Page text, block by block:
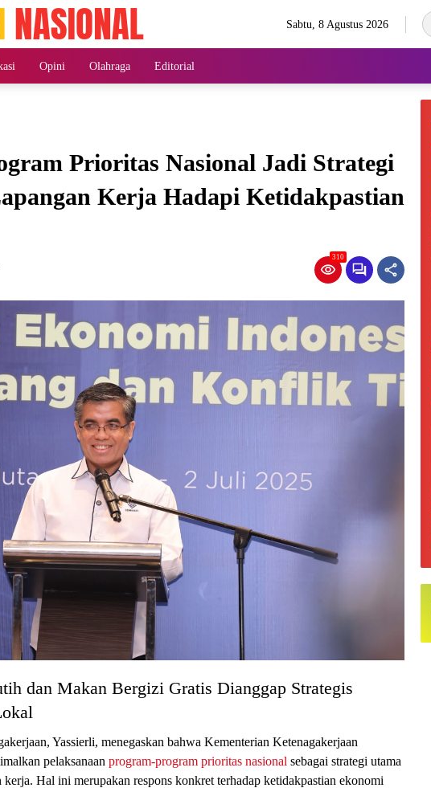
Sabtu, 8 Agustus 2026
Opini Olahraga Editorial
Prioritas Nasional Jadi Strategi
Kerja Hadapi Ketidakpastian
310
dan Makan Bergizi Gratis Dianggap Strategis
Yassierli, menegaskan bahwa Kementerian Ketenagakerjaan
pelaksanaan program-program prioritas nasional sebagai strategi utama
kerja. Hal ini merupakan respons konkret terhadap ketidakpastian ekonomi